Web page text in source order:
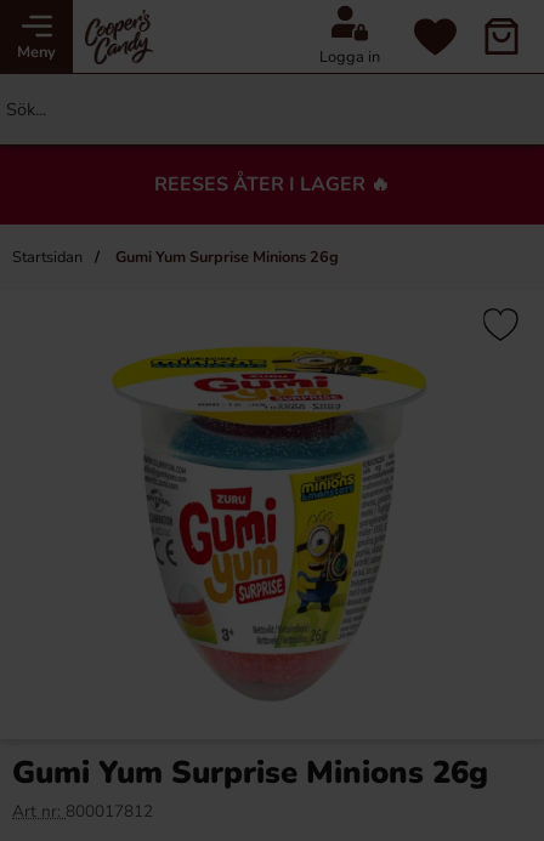
Meny Logga in
REESES ÅTER I LAGER 🔥
Startsidan Gumi Yum Surprise Minions 26g
Gumi Yum Surprise Minions 26g
Art nr: 800017812